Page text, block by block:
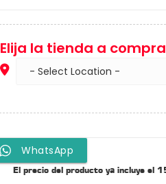
Elija la tienda a
WhatsApp
El precio del producto ya incluye el